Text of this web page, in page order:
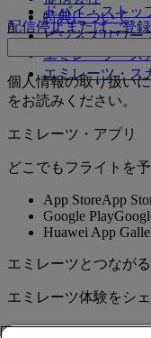
ドバイ・ストッ
特典について
ビジネスリワー
エミレーツ・ス
エミレーツ・ス
配信停止またはご登
個人情報の取り扱い
をお読みください。
エミレーツ・アプリ
どこでもフライトを予
App StoreApp
Google Play
Huawei App
エミレーツとつながる
エミレーツ体験をシ